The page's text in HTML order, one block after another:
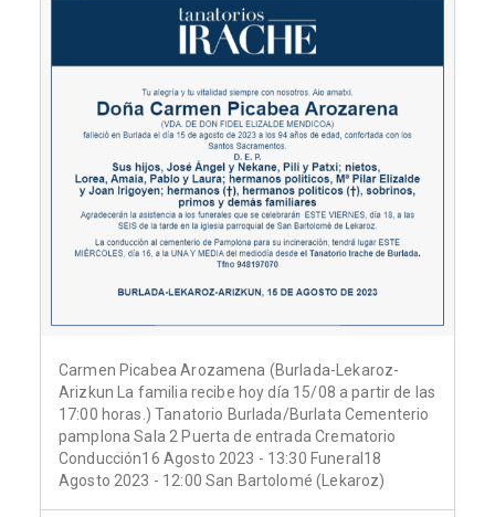
Carmen Picabea Arozamena (Burlada-Lekaroz-
Arizkun La familia recibe hoy día 15/08 a partir de las
17:00 horas.) Tanatorio Burlada/Burlata Cementerio
pamplona Sala 2 Puerta de entrada Crematorio
Conducción16 Agosto 2023 - 13:30 Funeral18
Agosto 2023 - 12:00 San Bartolomé (Lekaroz)